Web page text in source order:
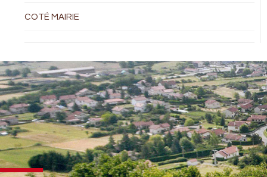
COTÉ MAIRIE